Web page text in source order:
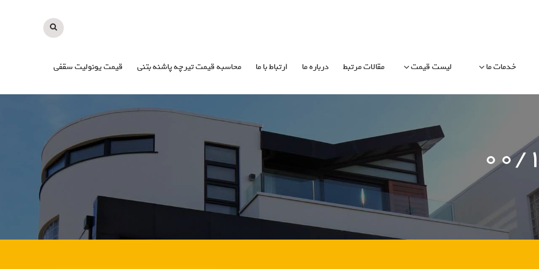
خدمات ما لیست قیمت مقالات مرتبط درباره ما ارتباط با ما محاسبه قیمت تیرچه پاشنه بتنی قیمت یونولیت سقفی